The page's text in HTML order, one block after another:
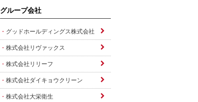
グループ会社
グッドホールディングス株式会社
株式会社リヴァックス
株式会社リリーフ
株式会社ダイキョウクリーン
株式会社大栄衛生